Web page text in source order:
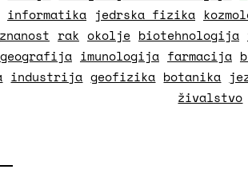
informatika jedrska fizika
znanost rak okolje biotehnologija
geografija imunologija farmacija
industrija geofizika botanika
živalstvo